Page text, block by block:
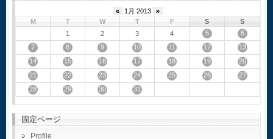
« 1月 2013
»
M
T W T F S
S
1
2 3 4 5
6
7
8 9 10 11 12
13
14
15 16 17 18 19
20
21
22 23 24 25 26
27
28
29 30 31
固定ページ
Profile